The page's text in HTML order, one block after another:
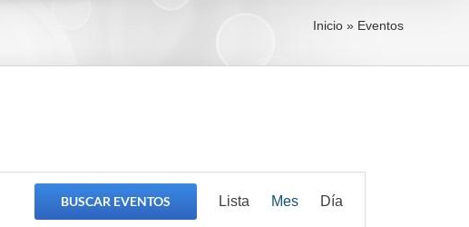
Inicio » Eventos
BUSCAR EVENTOS
de
Lista Mes Día